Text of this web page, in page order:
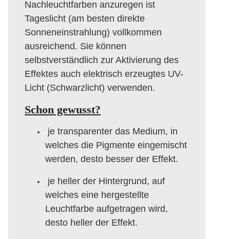
Nachleuchtfarben anzuregen ist
Tageslicht (am besten direkte
Sonneneinstrahlung) vollkommen
ausreichend. Sie können
selbstverständlich zur Aktivierung des
Effektes auch elektrisch erzeugtes UV-
Licht (Schwarzlicht) verwenden.
Schon gewusst?
je transparenter das Medium, in
welches die Pigmente eingemischt
werden, desto besser der Effekt.
je heller der Hintergrund, auf
welches eine hergestellte
Leuchtfarbe aufgetragen wird,
desto heller der Effekt.